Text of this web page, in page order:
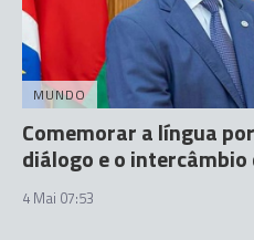
MUNDO
Comemorar a língua
diálogo e o
4 Mai 07:53